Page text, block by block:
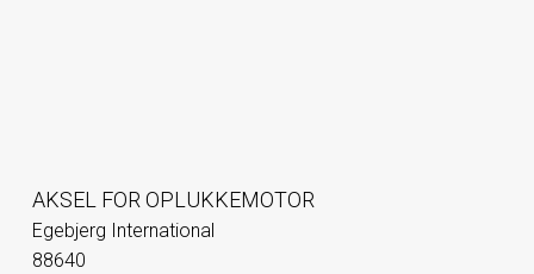
AKSEL FOR OPLUKKEMOTOR
Egebjerg International
88640